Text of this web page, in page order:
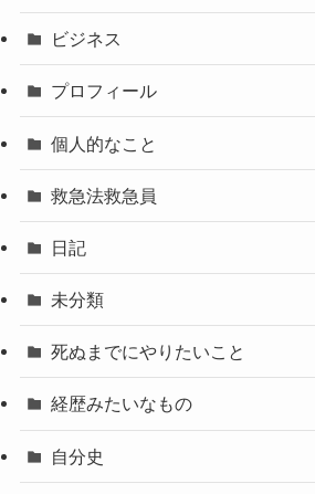
ビジネス
プロフィール
個人的なこと
救急法救急員
日記
未分類
死ぬまでにやりたいこと
経歴みたいなもの
自分史